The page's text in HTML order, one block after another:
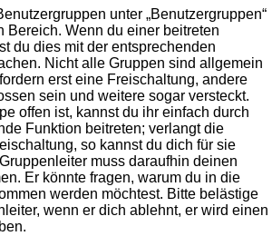
unter „Benutzergruppen“
Bereich. Wenn du einer beitreten
du dies mit der entsprechenden
Nicht alle Gruppen sind allgemein
erst eine Freischaltung, andere
sein und weitere sogar versteckt.
offen ist, kannst du ihr einfach durch
Funktion beitreten; verlangt die
so kannst du dich für sie
muss daraufhin deinen
Er könnte fragen, warum du in die
werden möchtest. Bitte belästige
wenn er dich ablehnt, er wird einen